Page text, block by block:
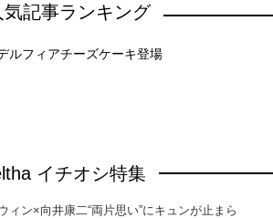
気記事ランキング
ルフィアチーズケーキ登場
イチオシ特集
ィン×向井康二“両片思い”にキュンが止まら